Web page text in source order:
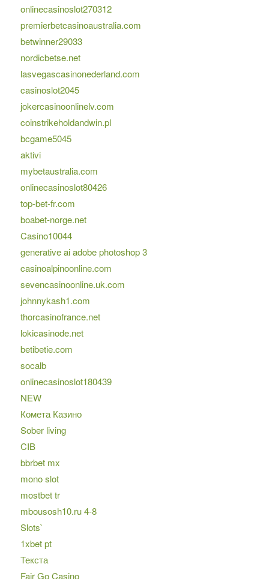
onlinecasinoslot270312
premierbetcasinoaustralia.com
betwinner29033
nordicbetse.net
lasvegascasinonederland.com
casinoslot2045
jokercasinoonlinelv.com
coinstrikeholdandwin.pl
bcgame5045
aktivi
mybetaustralia.com
onlinecasinoslot80426
top-bet-fr.com
boabet-norge.net
Casino10044
generative ai adobe photoshop 3
casinoalpinoonline.com
sevencasinoonline.uk.com
johnnykash1.com
thorcasinofrance.net
lokicasinode.net
betibetie.com
socalb
onlinecasinoslot180439
NEW
Комета Казино
Sober living
CIB
bbrbet mx
mono slot
mostbet tr
mbousosh10.ru 4-8
Slots`
1xbet pt
Текста
Fair Go Casino